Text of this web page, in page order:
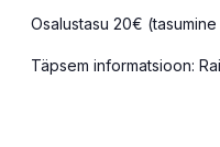
Osalustasu 20€
Täpsem informatsioon: